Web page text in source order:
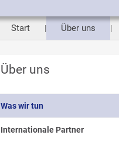
Start Über uns
Über uns
Was wir tun
Internationale Partner